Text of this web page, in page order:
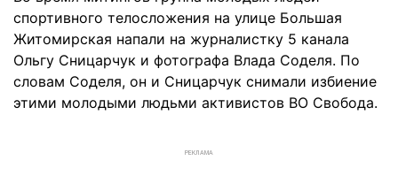
спортивного телосложения на улице Большая
Житомирская напали на журналистку 5 канала
Ольгу Сницарчук и фотографа Влада Соделя. По
словам Соделя, он и Сницарчук снимали избиение
этими молодыми людьми активистов ВО Свобода.
РЕКЛАМА